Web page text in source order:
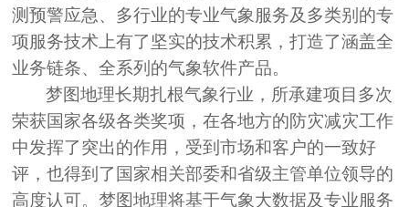
测预警应急、多行业的专业气象服务及多类别的专
项服务技术上有了坚实的技术积累，打造了涵盖全
业务链条、全系列的气象软件产品。
梦图地理长期扎根气象行业，所承建项目多次
荣获国家各级各类奖项，在各地方的防灾减灾工作
中发挥了突出的作用，受到市场和客户的一致好
评，也得到了国家相关部委和省级主管单位领导的
高度认可。梦图地理将基于气象大数据及专业服务